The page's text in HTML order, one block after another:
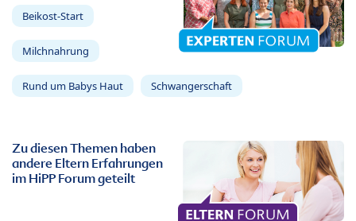
Beikost-Start
Milchnahrung
Rund um Babys Haut Schwangerschaft
Zu diesen Themen haben
andere Eltern Erfahrungen
im HiPP Forum geteilt